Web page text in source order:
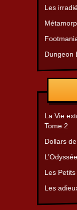
Les
Dungeon
La Vie
Tome 2
Dollars
L’Odyssée
Les
Les